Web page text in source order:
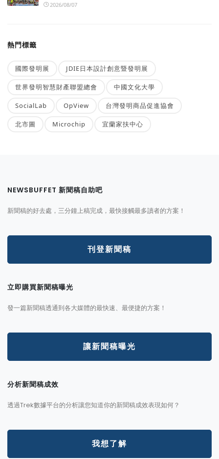
2026/08/07
熱門標籤
國際發明展 JDIE日本設計創意暨發明展
世界發明智慧財產聯盟總會 中國文化大學
SocialLab OpView 台灣發明商品促進協會
北市圖 Microchip 宜蘭家扶中心
NEWSBUFFET 新聞稿自助吧
新聞稿的好去處，三分鐘上稿完成，最快接觸最多讀者的方案！
刊登新聞稿
立即購買新聞稿曝光
發一篇新聞稿透通到各大媒體的最快速、最便捷的方案！
讓新聞稿曝光
分析新聞稿成效
透過Trek數據平台的分析讓您知道你的新聞稿成效表現如何？
我想了解